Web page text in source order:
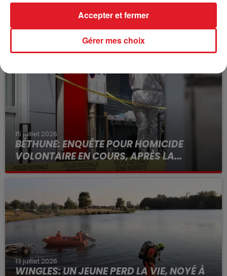
FIL D'ACTUS
15 juillet 2026
BÉTHUNE: ENQUÊTE POUR HOMICIDE
VOLONTAIRE EN COURS, APRÈS LA...
Selon les premiers éléments, le logement servait
13 juillet 2026
WINGLES: UN JEUNE PERD LA VIE, NOYÉ À
Gérer mes choix
Accepter et fermer